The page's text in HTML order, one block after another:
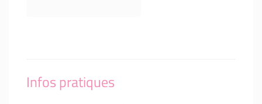
Infos pratiques